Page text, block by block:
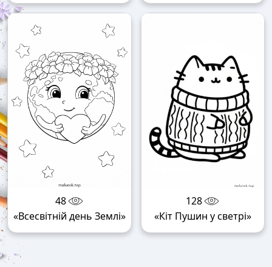
48
«Всесвітній день Землі»
128
«Кіт Пушин у светрі»